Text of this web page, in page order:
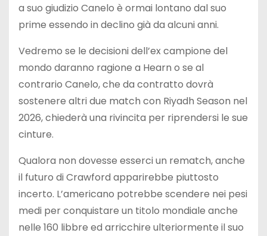
a suo giudizio Canelo è ormai lontano dal suo
prime essendo in declino già da alcuni anni.
Vedremo se le decisioni dell’ex campione del
mondo daranno ragione a Hearn o se al
contrario Canelo, che da contratto dovrà
sostenere altri due match con Riyadh Season nel
2026, chiederà una rivincita per riprendersi le sue
cinture.
Qualora non dovesse esserci un rematch, anche
il futuro di Crawford apparirebbe piuttosto
incerto. L’americano potrebbe scendere nei pesi
medi per conquistare un titolo mondiale anche
nelle 160 libbre ed arricchire ulteriormente il suo